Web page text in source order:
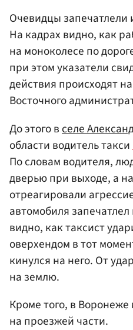
Очевидцы запечатлели
На кадрах видно, как
на моноколесе по
при этом указатели
действия происходят
Восточного
До этого в селе
области водитель такси
По словам водителя,
дверью при выходе, а
отреагировали
автомобиля
видно, как таксист
оверхендом в тот
кинулся на него. От
на землю.
Кроме того, в
на проезжей части.